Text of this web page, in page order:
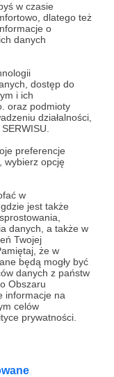
w czasie
dlatego też
o
danych
dostęp do
i ich
oraz podmioty
działalności,
preferencje
wybierz opcję
w
jest także
danych, a także w
Twojej
że w
będą mogły być
danych z państw
Obszaru
informacje na
celów
prywatności.
MSZA - PO